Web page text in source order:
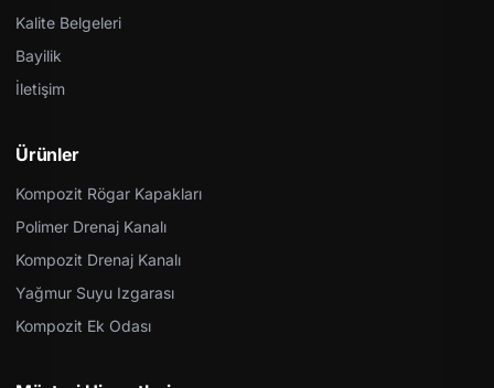
Kalite Belgeleri
Bayilik
İletişim
Ürünler
Kompozit Rögar Kapakları
Polimer Drenaj Kanalı
Kompozit Drenaj Kanalı
Yağmur Suyu Izgarası
Kompozit Ek Odası